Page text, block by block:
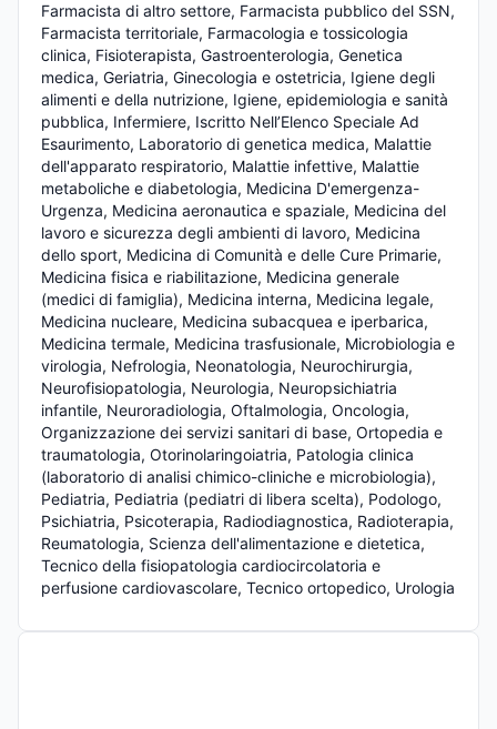
Farmacista di altro settore, Farmacista pubblico del SSN,
Farmacista territoriale, Farmacologia e tossicologia
clinica, Fisioterapista, Gastroenterologia, Genetica
medica, Geriatria, Ginecologia e ostetricia, Igiene degli
alimenti e della nutrizione, Igiene, epidemiologia e sanità
pubblica, Infermiere, Iscritto Nell’Elenco Speciale Ad
Esaurimento, Laboratorio di genetica medica, Malattie
dell'apparato respiratorio, Malattie infettive, Malattie
metaboliche e diabetologia, Medicina D'emergenza-
Urgenza, Medicina aeronautica e spaziale, Medicina del
lavoro e sicurezza degli ambienti di lavoro, Medicina
dello sport, Medicina di Comunità e delle Cure Primarie,
Medicina fisica e riabilitazione, Medicina generale
(medici di famiglia), Medicina interna, Medicina legale,
Medicina nucleare, Medicina subacquea e iperbarica,
Medicina termale, Medicina trasfusionale, Microbiologia e
virologia, Nefrologia, Neonatologia, Neurochirurgia,
Neurofisiopatologia, Neurologia, Neuropsichiatria
infantile, Neuroradiologia, Oftalmologia, Oncologia,
Organizzazione dei servizi sanitari di base, Ortopedia e
traumatologia, Otorinolaringoiatria, Patologia clinica
(laboratorio di analisi chimico-cliniche e microbiologia),
Pediatria, Pediatria (pediatri di libera scelta), Podologo,
Psichiatria, Psicoterapia, Radiodiagnostica, Radioterapia,
Reumatologia, Scienza dell'alimentazione e dietetica,
Tecnico della fisiopatologia cardiocircolatoria e
perfusione cardiovascolare, Tecnico ortopedico, Urologia